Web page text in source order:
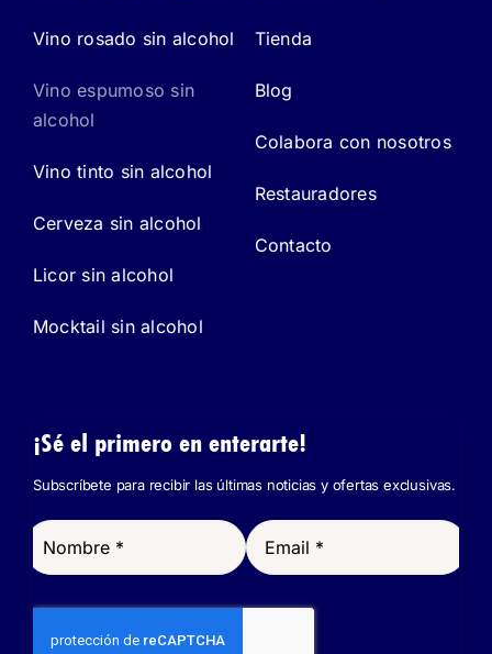
Vino rosado sin alcohol
Vino espumoso sin
alcohol
Vino tinto sin alcohol
Cerveza sin alcohol
Licor sin alcohol
Mocktail sin alcohol
Tienda
Blog
Colabora con nosotros
Restauradores
Contacto
¡Sé el primero en enterarte!
Subscríbete para recibir las últimas noticias y ofertas exclusivas.